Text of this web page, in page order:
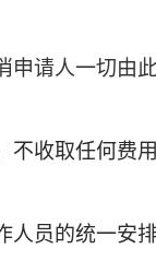
请人一切由此
不收取任何费
人员的统一安